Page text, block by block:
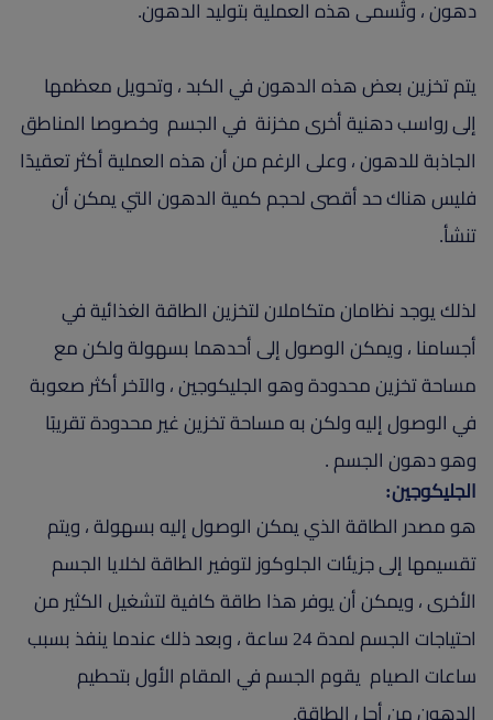
دهون ، وتُسمى هذه العملية بتوليد الدهون.
يتم تخزين بعض هذه الدهون في الكبد ، وتحويل معظمها
إلى رواسب دهنية أخرى مخزنة في الجسم وخصوصا المناطق
الجاذبة للدهون ، وعلى الرغم من أن هذه العملية أكثر تعقيدًا
فليس هناك حد أقصى لحجم كمية الدهون التي يمكن أن
تنشأ.
لذلك يوجد نظامان متكاملان لتخزين الطاقة الغذائية في
أجسامنا ، ويمكن الوصول إلى أحدهما بسهولة ولكن مع
مساحة تخزين محدودة وهو الجليكوجين ، والآخر أكثر صعوبة
في الوصول إليه ولكن به مساحة تخزين غير محدودة تقريبًا
وهو دهون الجسم .
الجليكوجين:
هو مصدر الطاقة الذي يمكن الوصول إليه بسهولة ، ويتم
تقسيمها إلى جزيئات الجلوكوز لتوفير الطاقة لخلايا الجسم
الأخرى ، ويمكن أن يوفر هذا طاقة كافية لتشغيل الكثير من
احتياجات الجسم لمدة 24 ساعة ، وبعد ذلك عندما ينفذ بسبب
ساعات الصيام يقوم الجسم في المقام الأول بتحطيم
الدهون من أجل الطاقة.